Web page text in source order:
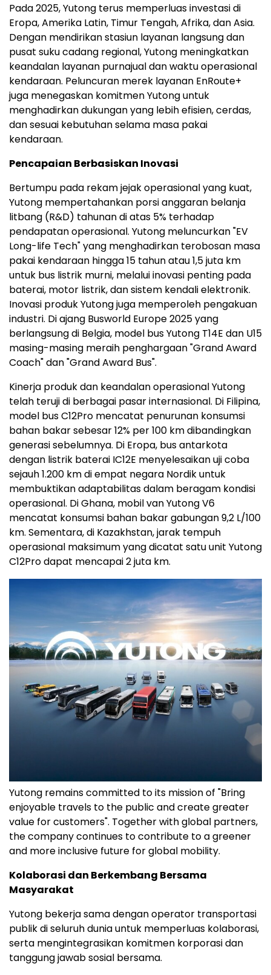
Pada 2025, Yutong terus memperluas investasi di
Eropa, Amerika Latin, Timur Tengah, Afrika, dan Asia.
Dengan mendirikan stasiun layanan langsung dan
pusat suku cadang regional, Yutong meningkatkan
keandalan layanan purnajual dan waktu operasional
kendaraan. Peluncuran merek layanan EnRoute+
juga menegaskan komitmen Yutong untuk
menghadirkan dukungan yang lebih efisien, cerdas,
dan sesuai kebutuhan selama masa pakai
kendaraan.
Pencapaian Berbasiskan Inovasi
Bertumpu pada rekam jejak operasional yang kuat,
Yutong mempertahankan porsi anggaran belanja
litbang (R&D) tahunan di atas 5% terhadap
pendapatan operasional. Yutong meluncurkan "EV
Long-life Tech" yang menghadirkan terobosan masa
pakai kendaraan hingga 15 tahun atau 1,5 juta km
untuk bus listrik murni, melalui inovasi penting pada
baterai, motor listrik, dan sistem kendali elektronik.
Inovasi produk Yutong juga memperoleh pengakuan
industri. Di ajang Busworld Europe 2025 yang
berlangsung di Belgia, model bus Yutong T14E dan U15
masing-masing meraih penghargaan "Grand Award
Coach" dan "Grand Award Bus".
Kinerja produk dan keandalan operasional Yutong
telah teruji di berbagai pasar internasional. Di Filipina,
model bus C12Pro mencatat penurunan konsumsi
bahan bakar sebesar 12% per 100 km dibandingkan
generasi sebelumnya. Di Eropa, bus antarkota
dengan listrik baterai IC12E menyelesaikan uji coba
sejauh 1.200 km di empat negara Nordik untuk
membuktikan adaptabilitas dalam beragam kondisi
operasional. Di Ghana, mobil van Yutong V6
mencatat konsumsi bahan bakar gabungan 9,2 L/100
km. Sementara, di Kazakhstan, jarak tempuh
operasional maksimum yang dicatat satu unit Yutong
C12Pro dapat mencapai 2 juta km.
Yutong remains committed to its mission of "Bring
enjoyable travels to the public and create greater
value for customers". Together with global partners,
the company continues to contribute to a greener
and more inclusive future for global mobility.
Kolaborasi dan Berkembang Bersama
Masyarakat
Yutong bekerja sama dengan operator transportasi
publik di seluruh dunia untuk memperluas kolaborasi,
serta mengintegrasikan komitmen korporasi dan
tanggung jawab sosial bersama.